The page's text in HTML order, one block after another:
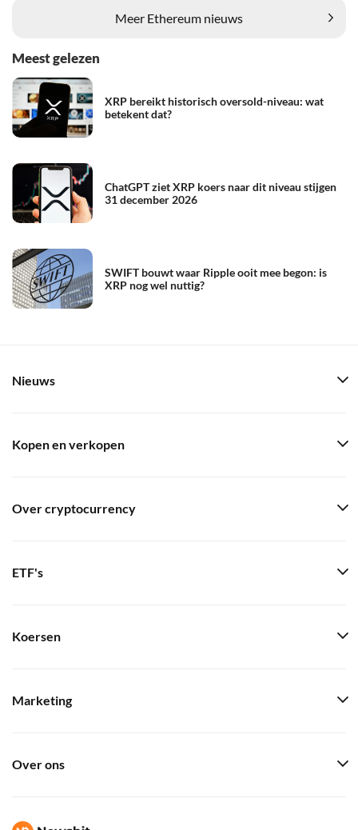
Meer Ethereum nieuws
Meest gelezen
XRP bereikt historisch oversold-niveau: wat
betekent dat?
ChatGPT ziet XRP koers naar dit niveau stijgen
31 december 2026
SWIFT bouwt waar Ripple ooit mee begon: is
XRP nog wel nuttig?
Nieuws
Kopen en verkopen
Over cryptocurrency
ETF's
Koersen
Marketing
Over ons